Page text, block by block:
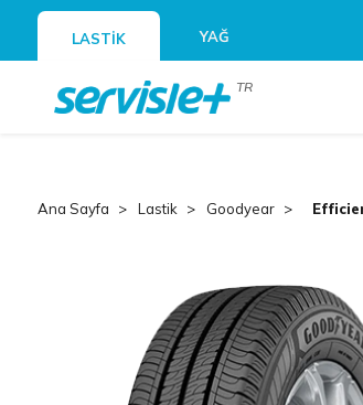
LASTİK YAĞ
TR
Ana Sayfa Lastik Goodyear